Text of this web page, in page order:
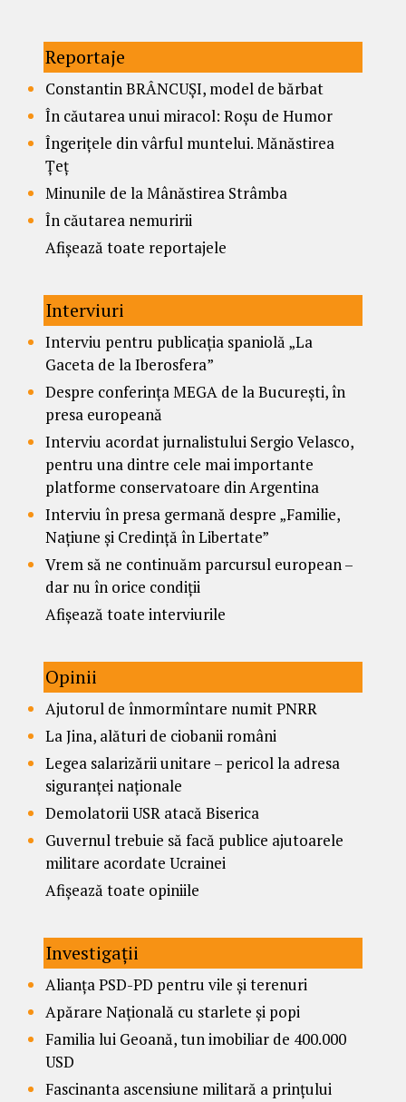
Reportaje
Constantin BRÂNCUȘI, model de bărbat
În căutarea unui miracol: Roșu de Humor
Îngerițele din vârful muntelui. Mănăstirea
Țeț
Minunile de la Mânăstirea Strâmba
În căutarea nemuririi
Afișează toate reportajele
Interviuri
Interviu pentru publicația spaniolă „La
Gaceta de la Iberosfera”
Despre conferința MEGA de la București, în
presa europeană
Interviu acordat jurnalistului Sergio Velasco,
pentru una dintre cele mai importante
platforme conservatoare din Argentina
Interviu în presa germană despre „Familie,
Națiune și Credință în Libertate”
Vrem să ne continuăm parcursul european –
dar nu în orice condiții
Afișează toate interviurile
Opinii
Ajutorul de înmormîntare numit PNRR
La Jina, alături de ciobanii români
Legea salarizării unitare – pericol la adresa
siguranței naționale
Demolatorii USR atacă Biserica
Guvernul trebuie să facă publice ajutoarele
militare acordate Ucrainei
Afișează toate opiniile
Investigații
Alianța PSD-PD pentru vile și terenuri
Apărare Națională cu starlete și popi
Familia lui Geoană, tun imobiliar de 400.000
USD
Fascinanta ascensiune militară a prințului